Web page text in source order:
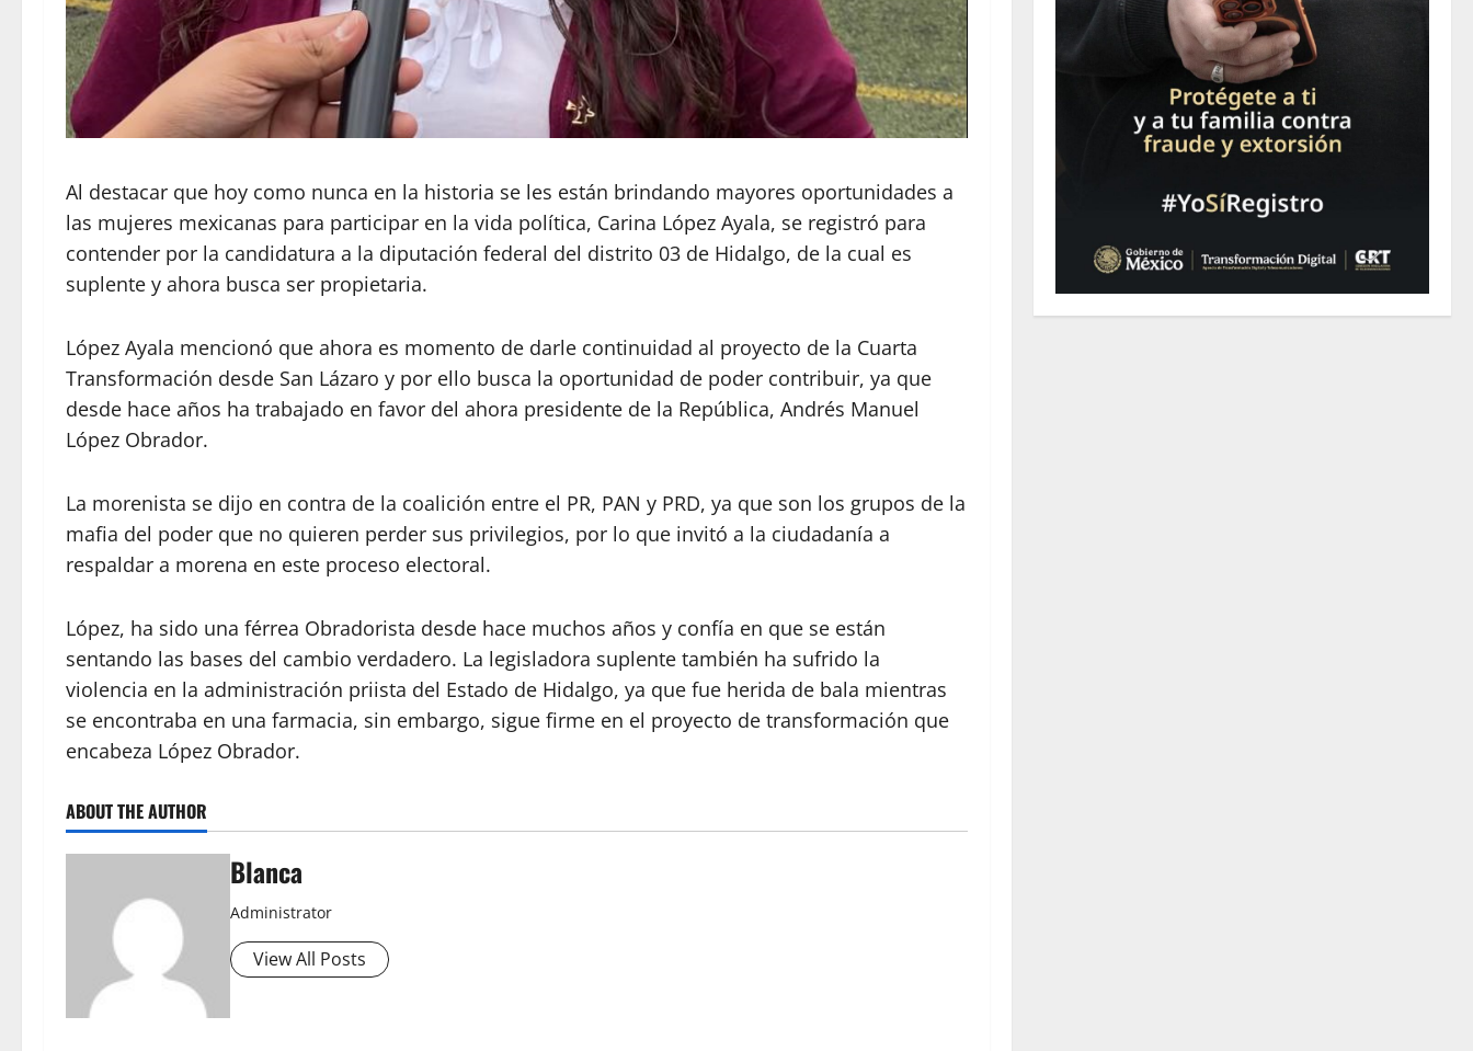
Al destacar que hoy como nunca en la historia se les están brindando mayores oportunidades a
las mujeres mexicanas para participar en la vida política, Carina López Ayala, se registró para
contender por la candidatura a la diputación federal del distrito 03 de Hidalgo, de la cual es
suplente y ahora busca ser propietaria.
López Ayala mencionó que ahora es momento de darle continuidad al proyecto de la Cuarta
Transformación desde San Lázaro y por ello busca la oportunidad de poder contribuir, ya que
desde hace años ha trabajado en favor del ahora presidente de la República, Andrés Manuel
López Obrador.
La morenista se dijo en contra de la coalición entre el PR, PAN y PRD, ya que son los grupos de la
mafia del poder que no quieren perder sus privilegios, por lo que invitó a la ciudadanía a
respaldar a morena en este proceso electoral.
López, ha sido una férrea Obradorista desde hace muchos años y confía en que se están
sentando las bases del cambio verdadero. La legisladora suplente también ha sufrido la
violencia en la administración priista del Estado de Hidalgo, ya que fue herida de bala mientras
se encontraba en una farmacia, sin embargo, sigue firme en el proyecto de transformación que
encabeza López Obrador.
ABOUT THE AUTHOR
Blanca
Administrator
View All Posts